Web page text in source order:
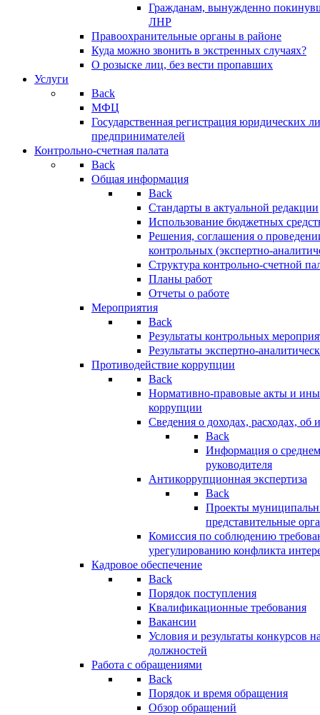
Гражданам, вынужденно
ЛНР
Правоохранительные органы в районе
Куда можно звонить в экстренных случаях?
О розыске лиц, без вести пропавших
Услуги
Back
МФЦ
Государственная регистрация юридических
предпринимателей
Контрольно-счетная палата
Back
Общая информация
Back
Стандарты в актуальной редакции
Использование бюджетных
Решения, соглашения о
контрольных (экспертно-
Структура контрольно-счетной
Планы работ
Отчеты о работе
Мероприятия
Back
Результаты контрольных
Результаты экспертно-
Противодействие коррупции
Back
Нормативно-правовые акты и
коррупции
Сведения о доходах, расходах, об
Back
Информация о
руководителя
Антикоррупционная экспертиза
Back
Проекты
представительные
Комиссия по соблюдению
урегулированию конфликта
Кадровое обеспечение
Back
Порядок поступления
Квалификационные требования
Вакансии
Условия и результаты конкурсов
должностей
Работа с обращениями
Back
Порядок и время обращения
Обзор обращений